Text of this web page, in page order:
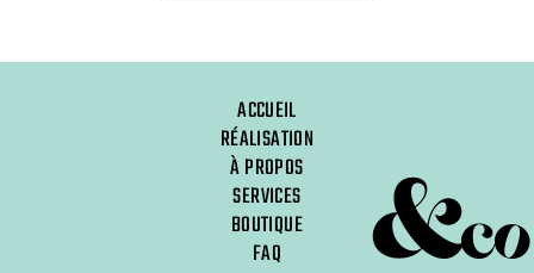
ACCUEIL
RÉALISATION
À PROPOS
SERVICES
BOUTIQUE
FAQ